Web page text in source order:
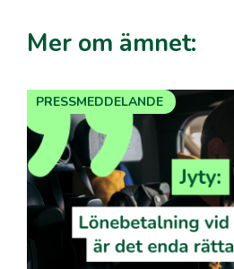
Mer om ämnet:
PRESSMEDDELANDE